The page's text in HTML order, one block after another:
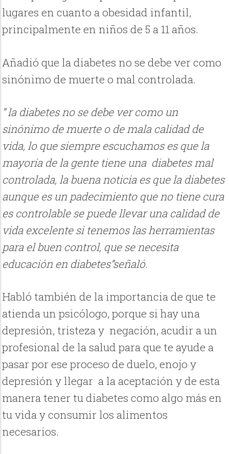
lugares en cuanto a obesidad infantil,
principalmente en niños de 5 a 11 años.
Añadió que la diabetes no se debe ver como
sinónimo de muerte o mal controlada.
” la diabetes no se debe ver como un
sinónimo de muerte o de mala calidad de
vida, lo que siempre escuchamos es que la
mayoría de la gente tiene una diabetes mal
controlada, la buena noticia es que la diabetes
aunque es un padecimiento que no tiene cura
es controlable se puede llevar una calidad de
vida excelente si tenemos las herramientas
para el buen control, que se necesita
educación en diabetes”señaló.
Habló también de la importancia de que te
atienda un psicólogo, porque si hay una
depresión, tristeza y negación, acudir a un
profesional de la salud para que te ayude a
pasar por ese proceso de duelo, enojo y
depresión y llegar a la aceptación y de esta
manera tener tu diabetes como algo más en
tu vida y consumir los alimentos
necesarios.